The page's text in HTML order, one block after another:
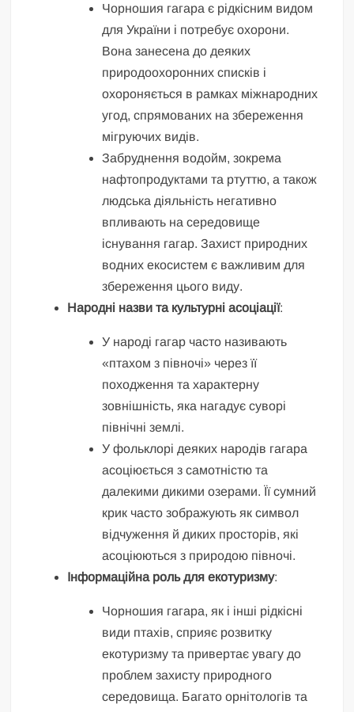
Чорношия гагара є рідкісним видом
для України і потребує охорони.
Вона занесена до деяких
природоохоронних списків і
охороняється в рамках міжнародних
угод, спрямованих на збереження
мігруючих видів.
Забруднення водойм, зокрема
нафтопродуктами та ртуттю, а також
людська діяльність негативно
впливають на середовище
існування гагар. Захист природних
водних екосистем є важливим для
збереження цього виду.
Народні назви та культурні асоціації:
У народі гагар часто називають
«птахом з півночі» через її
походження та характерну
зовнішність, яка нагадує суворі
північні землі.
У фольклорі деяких народів гагара
асоціюється з самотністю та
далекими дикими озерами. Її сумний
крик часто зображують як символ
відчуження й диких просторів, які
асоціюються з природою півночі.
Інформаційна роль для екотуризму:
Чорношия гагара, як і інші рідкісні
види птахів, сприяє розвитку
екотуризму та привертає увагу до
проблем захисту природного
середовища. Багато орнітологів та